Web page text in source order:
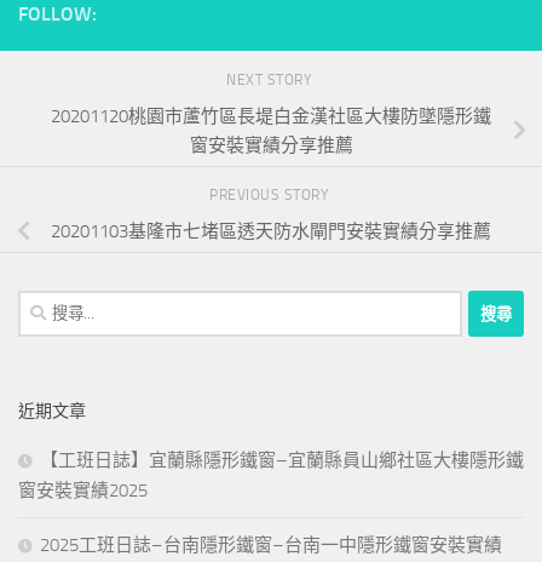
FOLLOW:
NEXT STORY
20201120桃園市蘆竹區長堤白金漢社區大樓防墜隱形鐵
窗安裝實績分享推薦
PREVIOUS STORY
20201103基隆市七堵區透天防水閘門安裝實績分享推薦
搜
尋
字:
近期文章
【工班日誌】宜蘭縣隱形鐵窗–宜蘭縣員山鄉社區大樓隱形鐵
窗安裝實績2025
2025工班日誌–台南隱形鐵窗–台南一中隱形鐵窗安裝實績